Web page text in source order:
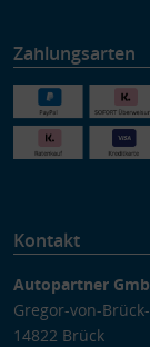
Zahlungsarten
Kontakt
Autopartner
Gregor-von-
14822 Brück